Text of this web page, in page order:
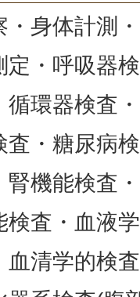
・身体計測
定・呼吸器検
循環器検査
査・糖尿病検
腎機能検査
検査・血液
血清学的検